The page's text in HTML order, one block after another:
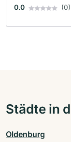
0.0 (0)
Städte in
Oldenburg